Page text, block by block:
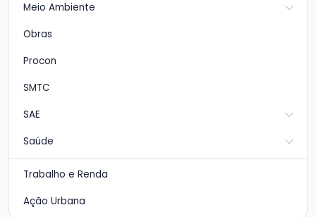
Meio Ambiente
Obras
Procon
SMTC
SAE
Saúde
Trabalho e Renda
Ação Urbana